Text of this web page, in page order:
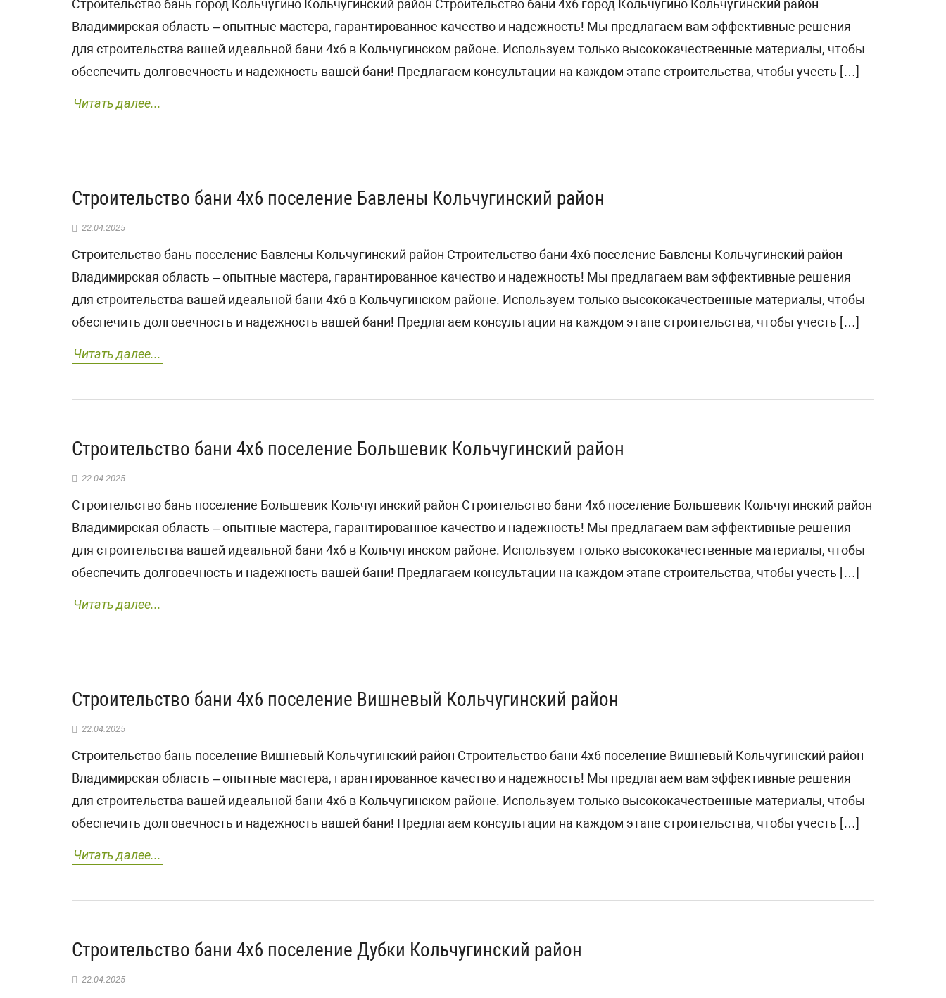
Строительство бань город Кольчугино Кольчугинский район Строительство бани 4х6 город Кольчугино Кольчугинский район
Владимирская область – опытные мастера, гарантированное качество и надежность! Мы предлагаем вам эффективные решения
для строительства вашей идеальной бани 4х6 в Кольчугинском районе. Используем только высококачественные материалы, чтобы
обеспечить долговечность и надежность вашей бани! Предлагаем консультации на каждом этапе строительства, чтобы учесть […]
Читать далее...
Строительство бани 4х6 поселение Бавлены Кольчугинский район
22.04.2025
Строительство бань поселение Бавлены Кольчугинский район Строительство бани 4х6 поселение Бавлены Кольчугинский район
Владимирская область – опытные мастера, гарантированное качество и надежность! Мы предлагаем вам эффективные решения
для строительства вашей идеальной бани 4х6 в Кольчугинском районе. Используем только высококачественные материалы, чтобы
обеспечить долговечность и надежность вашей бани! Предлагаем консультации на каждом этапе строительства, чтобы учесть […]
Читать далее...
Строительство бани 4х6 поселение Большевик Кольчугинский район
22.04.2025
Строительство бань поселение Большевик Кольчугинский район Строительство бани 4х6 поселение Большевик Кольчугинский район
Владимирская область – опытные мастера, гарантированное качество и надежность! Мы предлагаем вам эффективные решения
для строительства вашей идеальной бани 4х6 в Кольчугинском районе. Используем только высококачественные материалы, чтобы
обеспечить долговечность и надежность вашей бани! Предлагаем консультации на каждом этапе строительства, чтобы учесть […]
Читать далее...
Строительство бани 4х6 поселение Вишневый Кольчугинский район
22.04.2025
Строительство бань поселение Вишневый Кольчугинский район Строительство бани 4х6 поселение Вишневый Кольчугинский район
Владимирская область – опытные мастера, гарантированное качество и надежность! Мы предлагаем вам эффективные решения
для строительства вашей идеальной бани 4х6 в Кольчугинском районе. Используем только высококачественные материалы, чтобы
обеспечить долговечность и надежность вашей бани! Предлагаем консультации на каждом этапе строительства, чтобы учесть […]
Читать далее...
Строительство бани 4х6 поселение Дубки Кольчугинский район
22.04.2025